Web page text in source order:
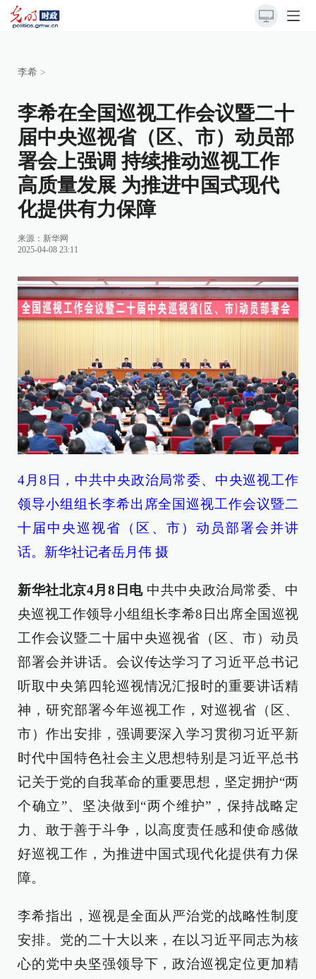
李希 >
李希在全国巡视工作会议暨二十
届中央巡视省（区、市）动员部
署会上强调 持续推动巡视工作
高质量发展 为推进中国式现代
化提供有力保障
来源： 新华网
2025-04-08 23:11
4月8日，中共中央政治局常委、中央巡视工作
领导小组组长李希出席全国巡视工作会议暨二
十届中央巡视省（区、市）动员部署会并讲
话。新华社记者岳月伟 摄
新华社北京4月8日电中共中央政治局常委、中
央巡视工作领导小组组长李希8日出席全国巡视
工作会议暨二十届中央巡视省（区、市）动员
部署会并讲话。会议传达学习了习近平总书记
听取中央第四轮巡视情况汇报时的重要讲话精
神，研究部署今年巡视工作，对巡视省（区、
市）作出安排，强调要深入学习贯彻习近平新
时代中国特色社会主义思想特别是习近平总书
记关于党的自我革命的重要思想，坚定拥护“两
个确立”、坚决做到“两个维护”，保持战略定
力、敢于善于斗争，以高度责任感和使命感做
好巡视工作，为推进中国式现代化提供有力保
障。
李希指出，巡视是全面从严治党的战略性制度
安排。党的二十大以来，在以习近平同志为核
心的党中央坚强领导下，政治巡视定位更加精